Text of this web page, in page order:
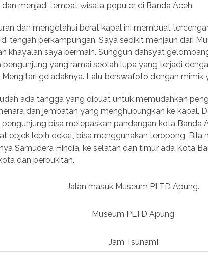
menjadi tempat wisata populer di Banda Aceh.
dan mengetahui berat kapal ini membuat
tengah perkampungan. Saya sedikit menjauh dari
khayalan saya bermain. Sungguh dahsyat
pengunjung yang ramai seolah lupa yang terjadi
Mengitari geladaknya. Lalu berswafoto dengan mimik
ada tangga yang dibuat untuk memudahkan
dan jembatan yang menghubungkan ke kapal.
pengunjung bisa melepaskan pandangan kota Banda
objek lebih dekat, bisa menggunakan teropong. Bila
Samudera Hindia, ke selatan dan timur ada Kota
dan perbukitan.
Jalan masuk Museum PLTD Apung.
Museum PLTD Apung
Jam Tsunami